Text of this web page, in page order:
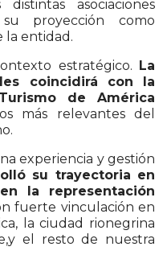
asociaciones
su proyección como
la entidad.
estratégico. La
coincidirá con la
de América
más relevantes del
experiencia y gestión
su trayectoria en
la representación
fuerte vinculación en
la ciudad rionegrina
el resto de nuestra